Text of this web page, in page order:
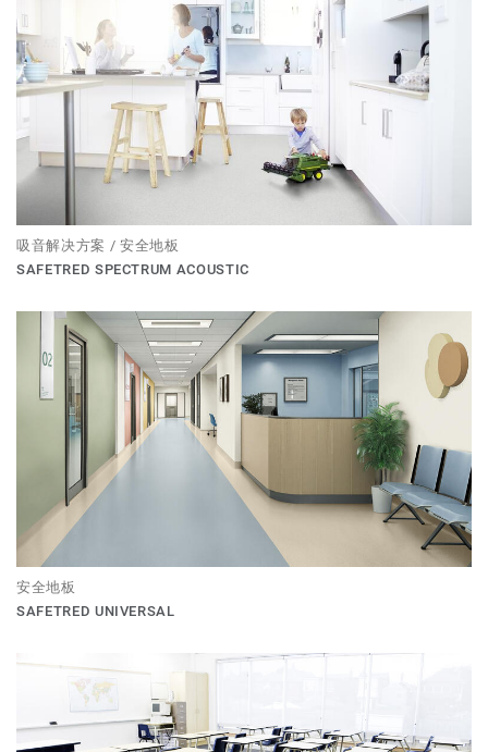
吸音解决方案 / 安全地板
SAFETRED SPECTRUM ACOUSTIC
安全地板
SAFETRED UNIVERSAL